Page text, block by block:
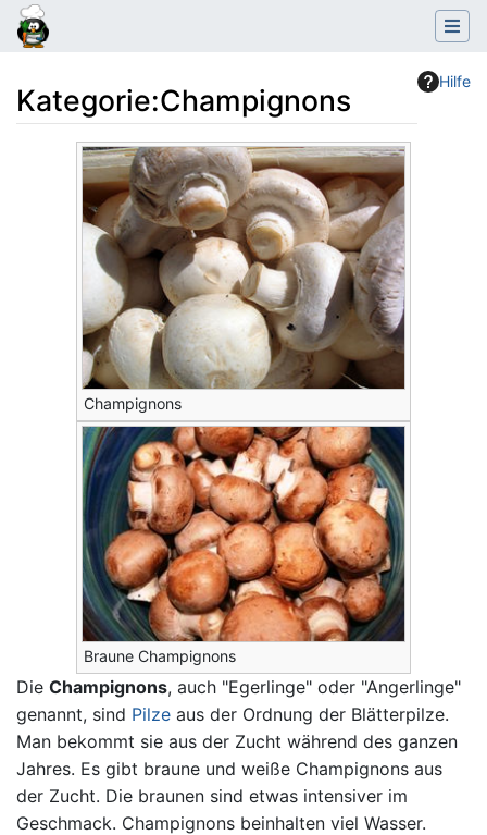
Hilfe
Kategorie:Champignons
Wechseln zu:Navigation,Suche
Champignons
Braune Champignons
Die Champignons, auch "Egerlinge" oder "Angerlinge"
genannt, sind Pilze aus der Ordnung der Blätterpilze.
Man bekommt sie aus der Zucht während des ganzen
Jahres. Es gibt braune und weiße Champignons aus
der Zucht. Die braunen sind etwas intensiver im
Geschmack. Champignons beinhalten viel Wasser.